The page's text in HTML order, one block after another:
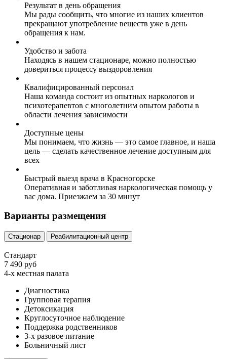
Результат в день обращения
Мы рады сообщить, что многие из наших клиентов
прекращают употребление веществ уже в день
обращения к нам.
Удобство и забота
Находясь в нашем стационаре, можно полностью
довериться процессу выздоровления
Квалифицированный персонал
Наша команда состоит из опытных наркологов и
психотерапевтов с многолетним опытом работы в
области лечения зависимости
Доступные цены
Мы понимаем, что жизнь — это самое главное, и наша
цель — сделать качественное лечение доступным для
всех
Быстрый выезд врача в Красногорске
Оперативная и заботливая наркологическая помощь у
вас дома. Приезжаем за 30 минут
Варианты размещения
Стационар Реабилитационный центр
Стандарт
7 490 руб
4-х местная палата
Диагностика
Групповая терапия
Детоксикация
Круглосуточное наблюдение
Поддержка родственников
3-х разовое питание
Больничный лист